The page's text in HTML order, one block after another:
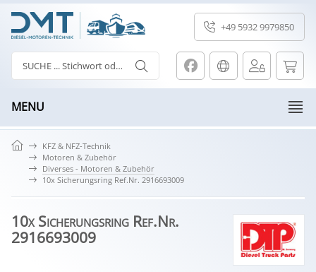
+49 5932 9979850
MENU
KFZ & NFZ-Technik
Motoren & Zubehör
Diverses - Motoren & Zubehör
10x Sicherungsring Ref.Nr. 2916693009
10x Sicherungsring Ref.Nr.
2916693009